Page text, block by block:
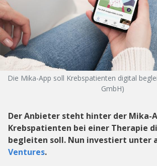
Die Mika-App soll Krebspatienten digital
GmbH)
Der Anbieter steht hinter der Mika-
Krebspatienten bei einer Therapie
begleiten soll. Nun investiert unter
Ventures.